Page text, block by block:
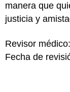
manera que
justicia y
Revisor
Fecha de